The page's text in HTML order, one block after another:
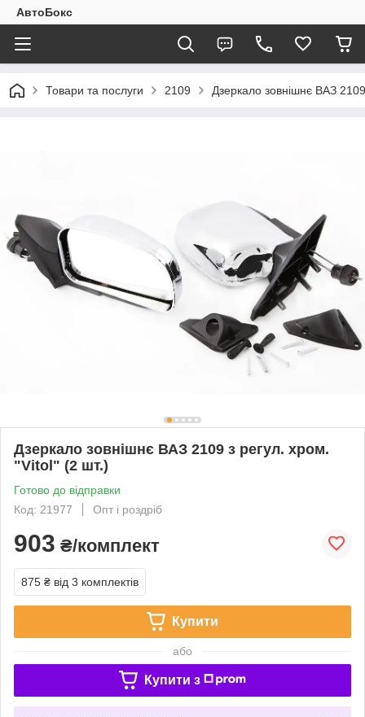
АвтоБокс
Товари та послуги 2109 Дзеркало зовнішнє ВАЗ
Дзеркало зовнішнє ВАЗ 2109 з регул. хром.
"Vitol" (2 шт.)
Готово до відправки
Код: 21977
Опт і роздріб
903 ₴/комплект
875 ₴ від 3 комплектів
Купити
або
Купити з